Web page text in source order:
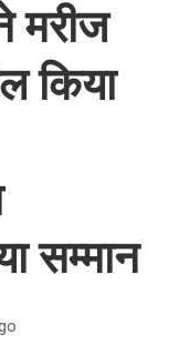
मरीज
किया
सम्मान